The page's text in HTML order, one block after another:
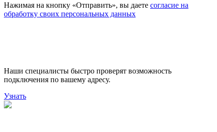
Нажимая на кнопку «Отправить», вы даете согласие на
обработку своих персональных данных
Наши специалисты быстро проверят возможность
подключения по вашему адресу.
Узнать